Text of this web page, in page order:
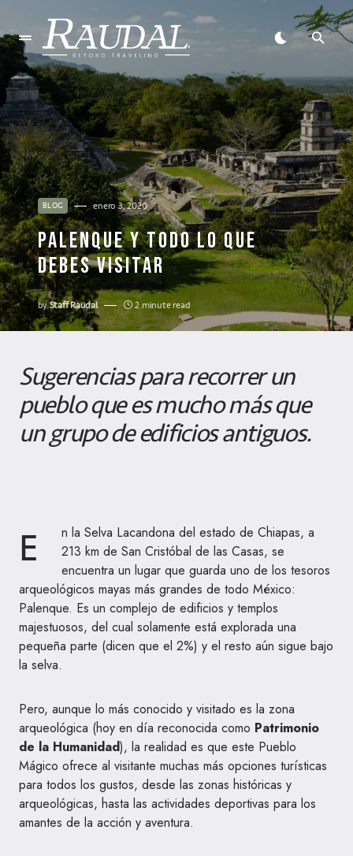
BLOG enero 3, 2020
PALENQUE Y TODO LO QUE
DEBES VISITAR
byStaff Raudal 2 minute read
Sugerencias para recorrer un
pueblo que es mucho más que
un grupo de edificios antiguos.
E
n la Selva Lacandona del estado de Chiapas, a
213 km de San Cristóbal de las Casas, se
encuentra un lugar que guarda uno de los tesoros
arqueológicos mayas más grandes de todo México:
Palenque. Es un complejo de edificios y templos
majestuosos, del cual solamente está explorada una
pequeña parte (dicen que el 2%) y el resto aún sigue bajo
la selva.
Pero, aunque lo más conocido y visitado es la zona
arqueológica (hoy en día reconocida como Patrimonio
de la Humanidad), la realidad es que este Pueblo
Mágico ofrece al visitante muchas más opciones turísticas
para todos los gustos, desde las zonas históricas y
arqueológicas, hasta las actividades deportivas para los
amantes de la acción y aventura.